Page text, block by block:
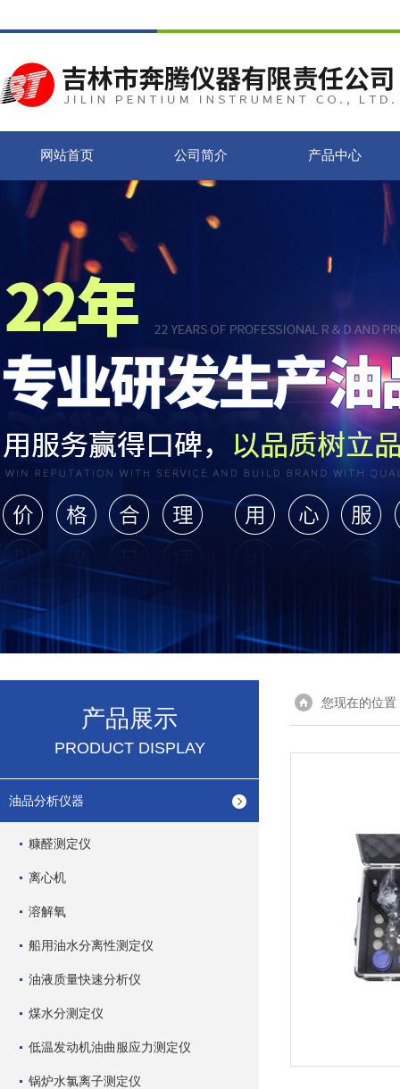
网站首页 公司简介 产品中心
产品展示
PRODUCT DISPLAY
油品分析仪器
糠醛测定仪
离心机
溶解氧
船用油水分离性测定仪
油液质量快速分析仪
煤水分测定仪
低温发动机油曲服应力测定仪
锅炉水氯离子测定仪
您现在的位置